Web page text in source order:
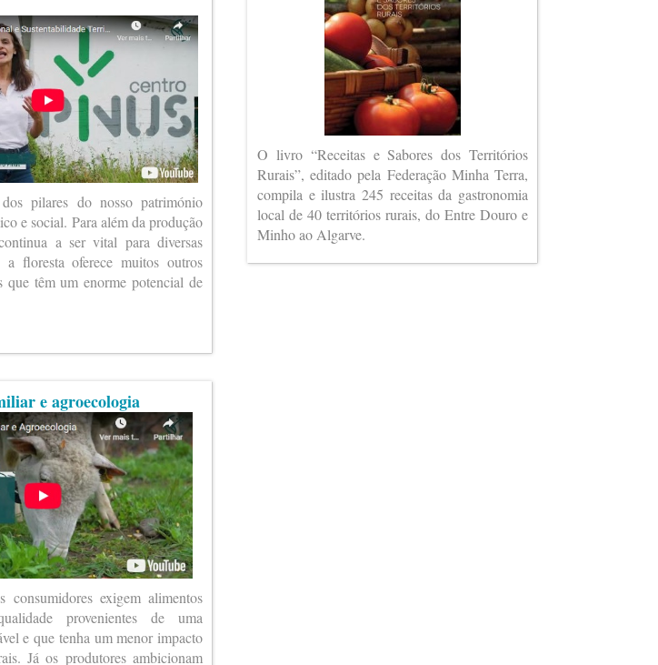
pilares do nosso património
e social. Para além da produção
a ser vital para diversas
a floresta oferece muitos outros
que têm um enorme potencial de
e agroecologia
consumidores exigem alimentos
provenientes de uma
e que tenha um menor impacto
Já os produtores ambicionam
O livro “Receitas e Sabores dos Territórios
Rurais”, editado pela Federação Minha Terra,
compila e ilustra 245 receitas da gastronomia
local de 40 territórios rurais, do Entre Douro e
Minho ao Algarve.